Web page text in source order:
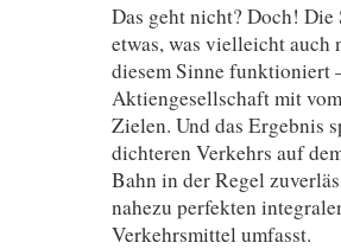
Das geht nicht? Doch!
etwas, was vielleicht
diesem Sinne funktioniert
Aktiengesellschaft mit
Zielen. Und das Ergebnis
dichteren Verkehrs auf
Bahn in der Regel
nahezu perfekten
Verkehrsmittel umfasst.